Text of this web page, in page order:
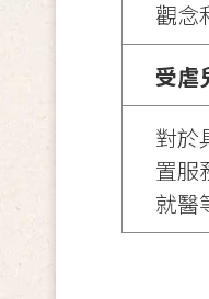
觀念
受虐
對於
置服
就醫